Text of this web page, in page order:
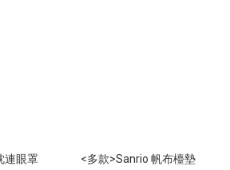
連眼罩 <多款>Sanrio 帆布檯墊